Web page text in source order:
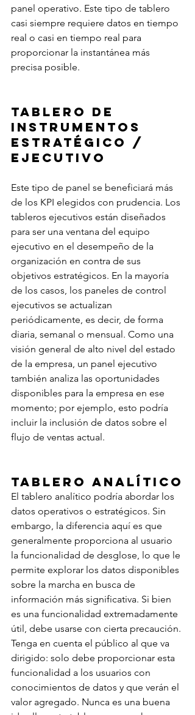
panel operativo. Este tipo de tablero
casi siempre requiere datos en tiempo
real o casi en tiempo real para
proporcionar la instantánea más
precisa posible.
Tablero de
instrumentos
estratégico /
ejecutivo
Este tipo de panel se beneficiará más
de los KPI elegidos con prudencia. Los
tableros ejecutivos están diseñados
para ser una ventana del equipo
ejecutivo en el desempeño de la
organización en contra de sus
objetivos estratégicos. En la mayoría
de los casos, los paneles de control
ejecutivos se actualizan
periódicamente, es decir, de forma
diaria, semanal o mensual. Como una
visión general de alto nivel del estado
de la empresa, un panel ejecutivo
también analiza las oportunidades
disponibles para la empresa en ese
momento; por ejemplo, esto podría
incluir la inclusión de datos sobre el
flujo de ventas actual.
Tablero analítico
El tablero analítico podría abordar los
datos operativos o estratégicos. Sin
embargo, la diferencia aquí es que
generalmente proporciona al usuario
la funcionalidad de desglose, lo que le
permite explorar los datos disponibles
sobre la marcha en busca de
información más significativa. Si bien
es una funcionalidad extremadamente
útil, debe usarse con cierta precaución.
Tenga en cuenta el público al que va
dirigido: solo debe proporcionar esta
funcionalidad a los usuarios con
conocimientos de datos y que verán el
valor agregado. Nunca es una buena